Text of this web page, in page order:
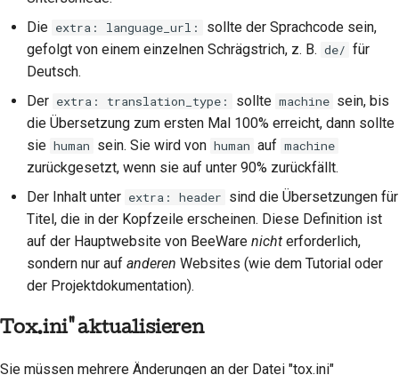
Die extra: language_url:
sollte der Sprachcode sein,
gefolgt von einem einzelnen Schrägstrich, z. B. de/ für
Deutsch.
Der extra: translation_type: sollte machine sein, bis
die Übersetzung zum ersten Mal 100% erreicht, dann sollte
sie human sein. Sie wird von human auf machine
zurückgesetzt, wenn sie auf unter 90% zurückfällt.
Der Inhalt unter extra: header sind die Übersetzungen für
Titel, die in der Kopfzeile erscheinen. Diese Definition ist
auf der Hauptwebsite von BeeWare nicht erforderlich,
sondern nur auf anderen Websites (wie dem Tutorial oder
der Projektdokumentation).
Tox.ini" aktualisieren
Sie müssen mehrere Änderungen an der Datei "tox.ini"